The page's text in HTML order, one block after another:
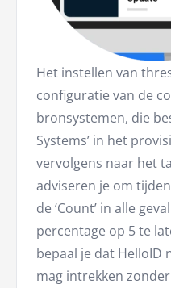
Het instellen van
configuratie van de
bronsystemen, die
Systems’ in het
vervolgens naar het
adviseren je om
de ‘Count’ in alle
percentage op 5 te
bepaal je dat HelloID
mag intrekken